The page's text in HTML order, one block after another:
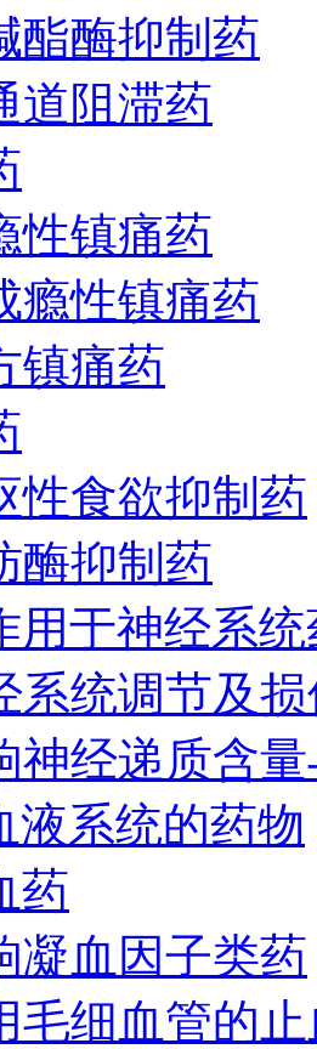
酯酶抑制药
道阻滞药
性镇痛药
瘾性镇痛药
镇痛药
性食欲抑制药
酶抑制药
用于神经系统
系统调节及
神经递质含
液系统的药物
药
凝血因子类药
毛细血管的